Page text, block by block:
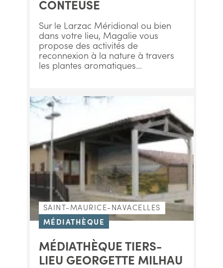
CONTEUSE
Sur le Larzac Méridional ou bien
dans votre lieu, Magalie vous
propose des activités de
reconnexion à la nature à travers
les plantes aromatiques...
SAINT-MAURICE-NAVACELLES
MÉDIATHÈQUE
MÉDIATHÈQUE TIERS-
LIEU GEORGETTE MILHAU